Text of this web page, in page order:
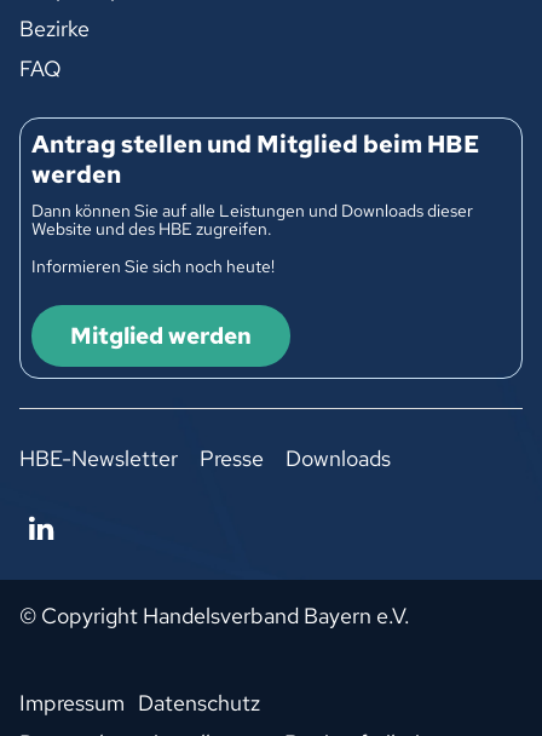
Bezirke
FAQ
Antrag stellen und Mitglied beim HBE
werden
Dann können Sie auf alle Leistungen und Downloads dieser
Website und des HBE zugreifen.
Informieren Sie sich noch heute!
Mitglied werden
HBE-Newsletter Presse Downloads
© Copyright Handelsverband Bayern e.V.
Impressum Datenschutz